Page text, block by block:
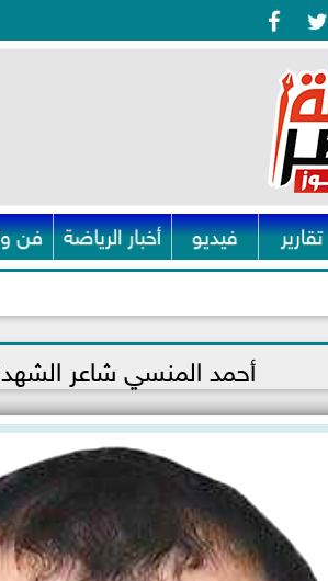
 
تقارير فيديو أخبار الرياضة فن
أحمد المنسي شاعر